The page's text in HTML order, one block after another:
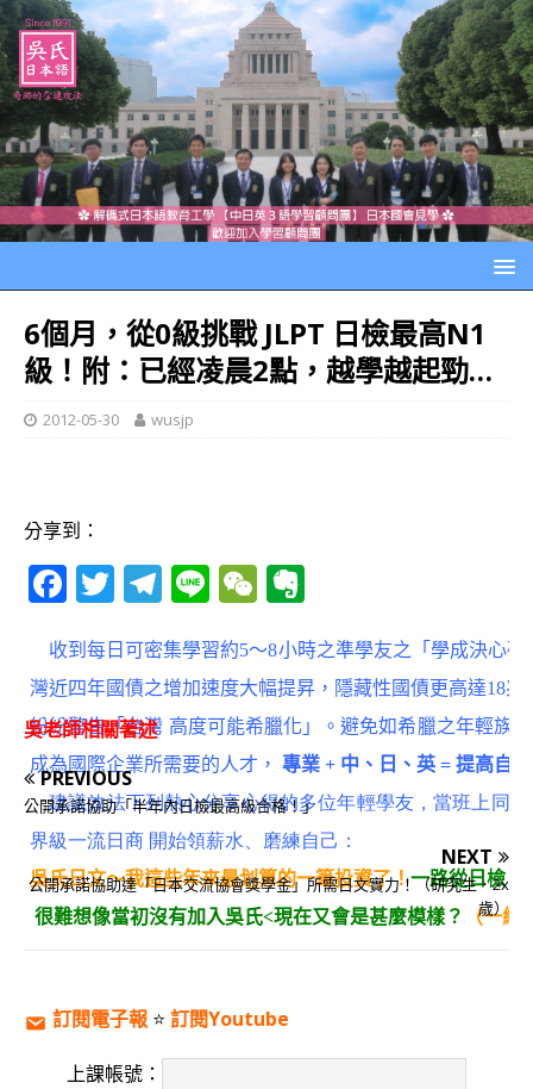
6個月，從0級挑戰 JLPT 日檢最高N1
級！附：已經凌晨2點，越學越起勁…
2012-05-30 wusjp
分享到：
F
c
e
b
o
o
k
T
it
te
r
T
e
g
ra
m
Li
e
W
C
h
at
e
r
n
o
te
收到每日可密集學習約5～8小時之準學友之「學成決心
灣近四年國債之增加速度大幅提昇，隱藏性國債更高達18兆
紛紛警告「台灣 高度可能希臘化」。避免如希臘之年輕族
成為國際企業所需要的人才， 專業 + 中、日、英 = 提高自
建議效法下列熱心分享心得的多位年輕學友，當班上同
界級一流日商 開始領薪水、磨練自己：
吳氏日文～我這些年來最划算的一筆投資了！一路從日檢，
很難想像當初沒有加入吳氏<現在又會是甚麼模樣？
（一
WSL於 9X年畢業於台中○○科技大學○管系，在求學期間
要性，決定下定決心學好日文。 （
吳老師相關著述
PREVIOUS
公開承諾協助「半年內日檢最高級合格！」
NEXT
公開承諾協助達「日本交流協會獎學金」所需日文實力！（研究生．2x
歲）
訂閱電子報 ⭐️ 訂閱Youtube
上課帳號：